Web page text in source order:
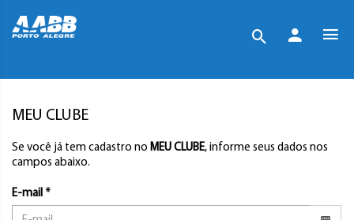
MEU CLUBE
Se você já tem cadastro no MEU CLUBE, informe seus dados nos
campos abaixo.
E-mail *